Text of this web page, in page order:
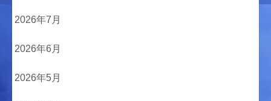
2026年7月
2026年6月
2026年5月